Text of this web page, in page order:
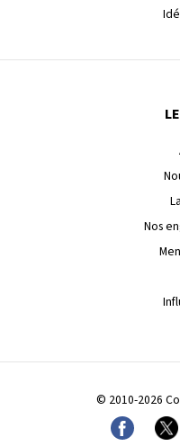
Nos
© 2010-2026